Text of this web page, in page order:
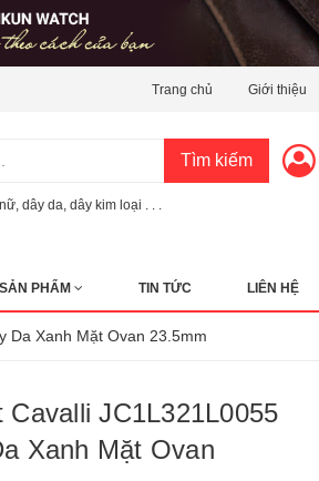
Trang chủ Giới thiệu
Tìm kiếm
dây da dây kim loại . . .
SẢN PHẨM TIN TỨC LIÊN HỆ
Da Xanh Mặt Ovan 23.5mm
JC1L321L0055
Xanh Mặt Ovan